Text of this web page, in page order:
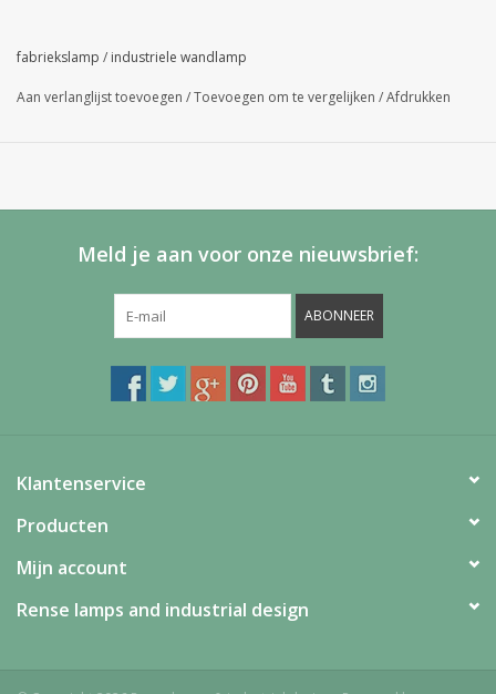
fabriekslamp / industriele wandlamp
Aan verlanglijst toevoegen /Toevoegen om te vergelijken /Afdrukken
Meld je aan voor onze nieuwsbrief:
ABONNEER
Klantenservice
Producten
Mijn account
Rense lamps and industrial design